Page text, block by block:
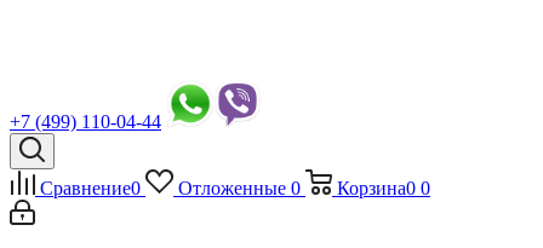
+7 (499) 110-04-44
Сравнение0 Отложенные 0 Корзина0 0